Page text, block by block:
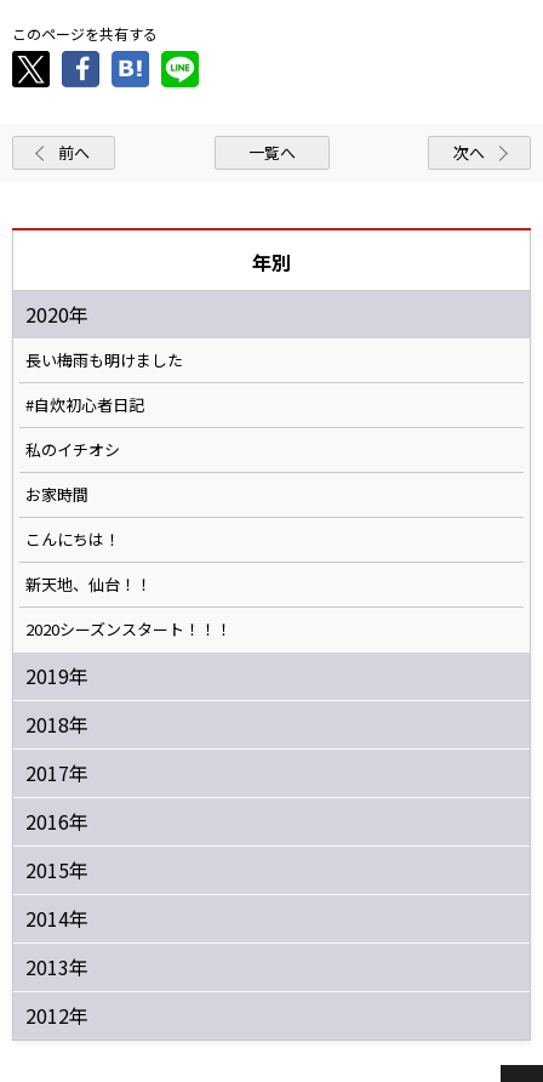
このページを共有する
前へ 一覧へ 次へ
年別
2020年
長い梅雨も明けました
#自炊初心者日記
私のイチオシ
お家時間
こんにちは！
新天地、仙台！！
2020シーズンスタート！！！
2019年
2018年
2017年
2016年
2015年
2014年
2013年
2012年